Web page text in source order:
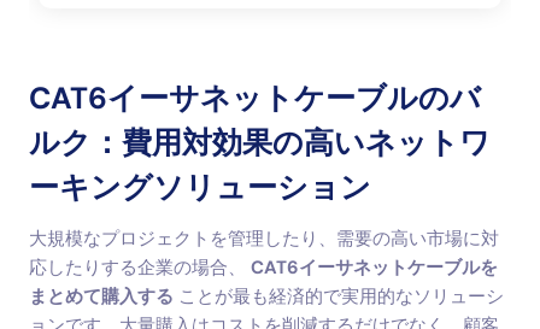
CAT6イーサネットケーブルのバ
ルク：費用対効果の高いネットワ
ーキングソリューション
大規模なプロジェクトを管理したり、需要の高い市場に対
応したりする企業の場合、 CAT6イーサネットケーブルを
まとめて購入する ことが最も経済的で実用的なソリューシ